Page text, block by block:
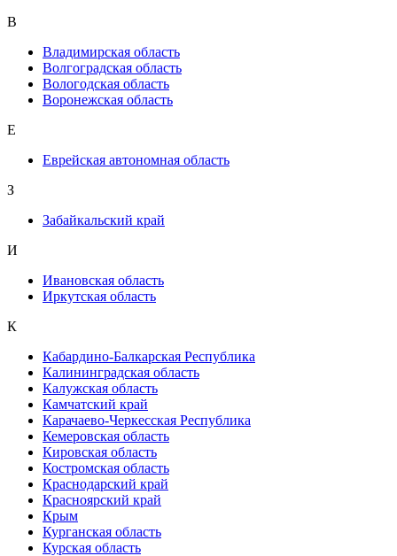
В
Владимирская область
Волгоградская область
Вологодская область
Воронежская область
Е
Еврейская автономная область
З
Забайкальский край
И
Ивановская область
Иркутская область
К
Кабардино-Балкарская Республика
Калининградская область
Калужская область
Камчатский край
Карачаево-Черкесская Республика
Кемеровская область
Кировская область
Костромская область
Краснодарский край
Красноярский край
Крым
Курганская область
Курская область